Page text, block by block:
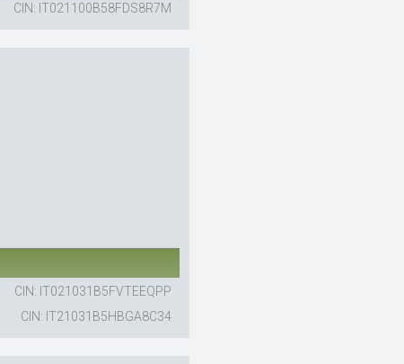
CIN: IT021100B58FDS8R7M
CIN: IT021031B5FVTEEQPP
CIN: IT21031B5HBGA8C34